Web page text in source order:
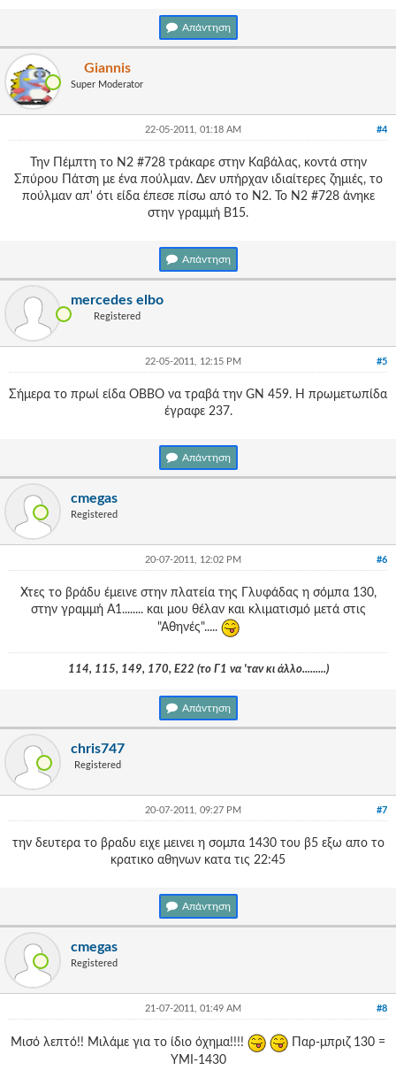
Απάντηση
Giannis
Super Moderator
#4
22-05-2011, 01:18 AM
Την Πέμπτη το Ν2 #728 τράκαρε στην Καβάλας, κοντά στην
Σπύρου Πάτση με ένα πούλμαν. Δεν υπήρχαν ιδιαίτερες ζημιές, το
πούλμαν απ' ότι είδα έπεσε πίσω από το Ν2. Το Ν2 #728 άνηκε
στην γραμμή Β15.
Απάντηση
mercedes elbo
Registered
#5
22-05-2011, 12:15 PM
Σήμερα το πρωί είδα ΟΒΒΟ να τραβά την GN 459. Η πρωμετωπίδα
έγραφε 237.
Απάντηση
cmegas
Registered
#6
20-07-2011, 12:02 PM
Χτες το βράδυ έμεινε στην πλατεία της Γλυφάδας η σόμπα 130,
στην γραμμή Α1........ και μου θέλαν και κλιματισμό μετά στις
"Αθηνές".....
114, 115, 149, 170, Ε22 (το Γ1 να 'ταν κι άλλο.........)
Απάντηση
chris747
Registered
#7
20-07-2011, 09:27 PM
την δευτερα το βραδυ ειχε μεινει η σομπα 1430 του β5 εξω απο το
κρατικο αθηνων κατα τις 22:45
Απάντηση
cmegas
Registered
#8
21-07-2011, 01:49 AM
Μισό λεπτό!! Μιλάμε για το ίδιο όχημα!!!!
Παρ-μπριζ 130 =
ΥΜΙ-1430